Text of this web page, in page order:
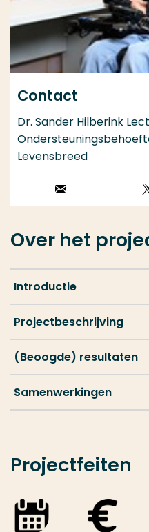
Contact
Dr. Sander Hilberink
Levensbreed
Stuur een
Over het
Introductie
Projectbeschrijving
(Beoogde) resultaten
Samenwerkingen
Projectfeiten